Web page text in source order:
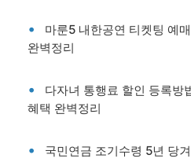
마룬5 내한공연 티켓팅 예
완벽정리
다자녀 통행료 할인 등록방
혜택 완벽정리
국민연금 조기수령 5년 당